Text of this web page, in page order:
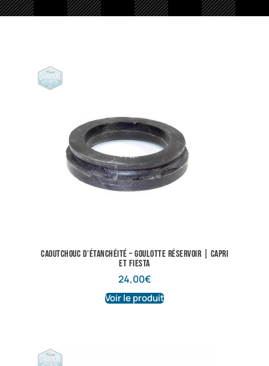
Caoutchouc d’étanchéité – Goulotte réservoir | Capri
et Fiesta
24,00€
Voir le produit